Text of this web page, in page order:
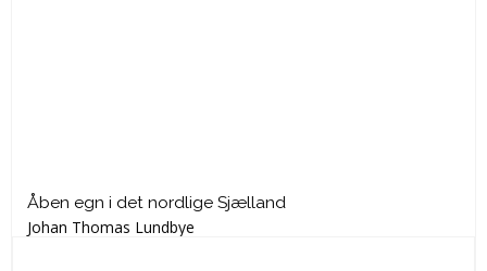
Åben egn i det nordlige Sjælland
Johan Thomas Lundbye